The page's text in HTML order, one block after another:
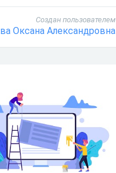
Создан пользователем
Оксана Александровна